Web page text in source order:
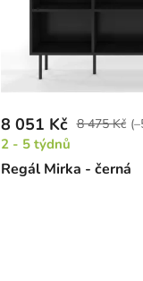
Regál Mirka - černá
8 051 Kč 8 475 Kč
2 - 5 týdnů